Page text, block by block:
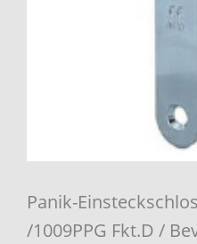
Panik-
/1009PPG Fkt.D /